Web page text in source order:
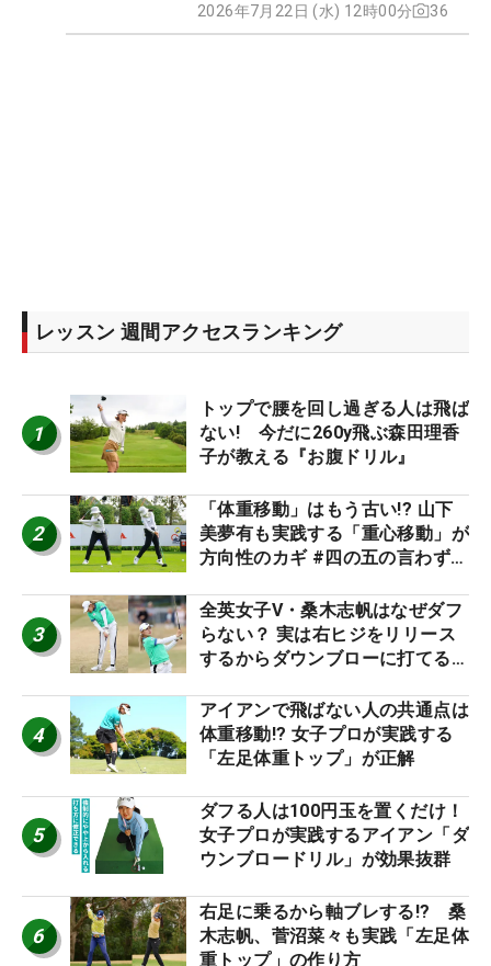
2026年7月22日 (水) 12時00分 36
レッスン 週間アクセスランキング
1
トップで腰を回し過ぎる人は飛ば
ない! 今だに260y飛ぶ森田理香
子が教える『お腹ドリル』
2
「体重移動」はもう古い!? 山下
美夢有も実践する「重心移動」が
方向性のカギ #四の五の言わず振
3
全英女子V・桑木志帆はなぜダフ
らない？ 実は右ヒジをリリース
するからダウンブローに打てる #
4
アイアンで飛ばない人の共通点は
体重移動!? 女子プロが実践する
「左足体重トップ」が正解
5
ダフる人は100円玉を置くだけ！
女子プロが実践するアイアン「ダ
ウンブロードリル」が効果抜群
6
右足に乗るから軸ブレする!? 桑
木志帆、菅沼菜々も実践「左足体
重トップ」の作り方